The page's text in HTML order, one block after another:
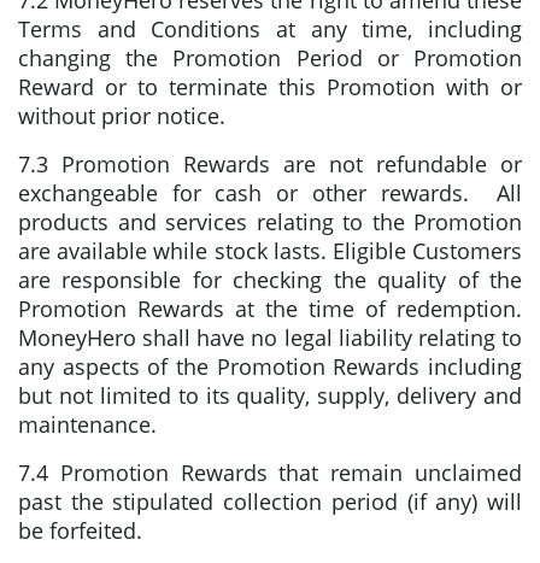
Terms and Conditions at any time, including
changing the Promotion Period or Promotion
Reward or to terminate this Promotion with or
without prior notice.
7.3 Promotion Rewards are not refundable or
exchangeable for cash or other rewards. All
products and services relating to the Promotion
are available while stock lasts. Eligible Customers
are responsible for checking the quality of the
Promotion Rewards at the time of redemption.
MoneyHero shall have no legal liability relating to
any aspects of the Promotion Rewards including
but not limited to its quality, supply, delivery and
maintenance.
7.4 Promotion Rewards that remain unclaimed
past the stipulated collection period (if any) will
be forfeited.